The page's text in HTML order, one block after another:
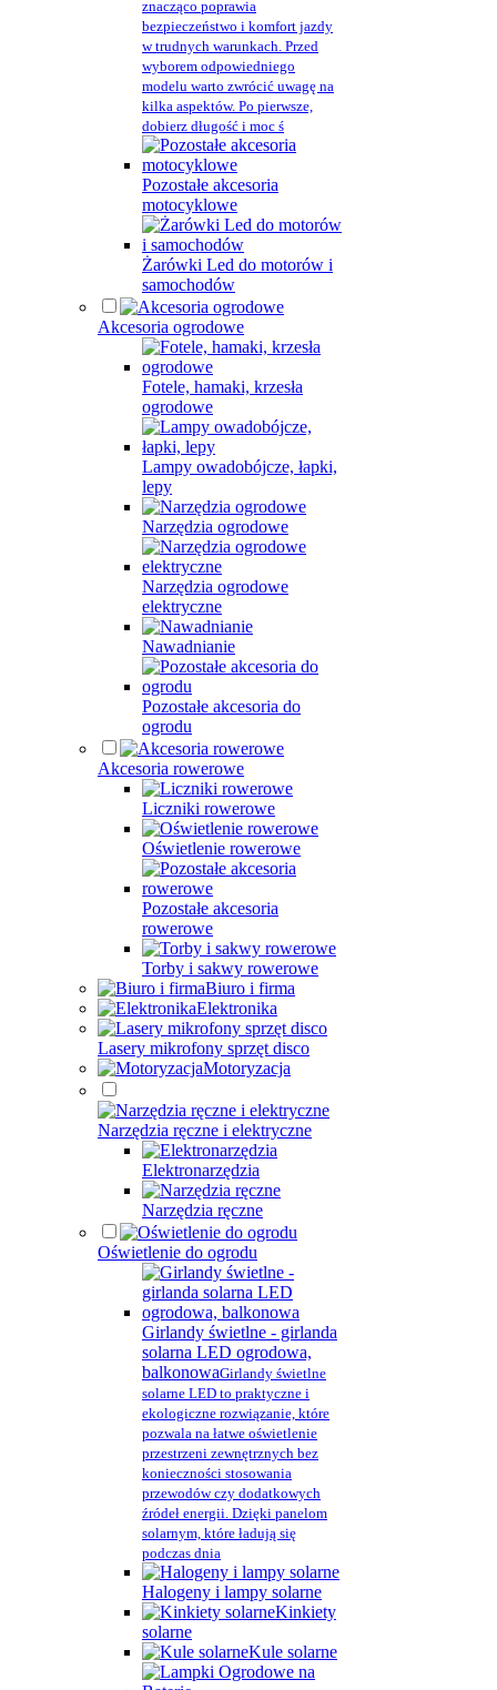
znacząco poprawia
bezpieczeństwo i komfort jazdy
w trudnych warunkach. Przed
wyborem odpowiedniego
modelu warto zwrócić uwagę na
kilka aspektów. Po pierwsze,
dobierz długość i moc ś
Pozostałe akcesoria
motocyklowe
Żarówki Led do motorów i
samochodów
Akcesoria ogrodowe
Fotele, hamaki, krzesła
ogrodowe
Lampy owadobójcze, łapki,
lepy
Narzędzia ogrodowe
Narzędzia ogrodowe
elektryczne
Nawadnianie
Pozostałe akcesoria do
ogrodu
Akcesoria rowerowe
Liczniki rowerowe
Oświetlenie rowerowe
Pozostałe akcesoria
rowerowe
Torby i sakwy rowerowe
Biuro i firma
Elektronika
Lasery mikrofony sprzęt disco
Motoryzacja
Narzędzia ręczne i elektryczne
Elektronarzędzia
Narzędzia ręczne
Oświetlenie do ogrodu
Girlandy świetlne - girlanda
solarna LED ogrodowa,
balkonowaGirlandy świetlne
solarne LED to praktyczne i
ekologiczne rozwiązanie, które
pozwala na łatwe oświetlenie
przestrzeni zewnętrznych bez
konieczności stosowania
przewodów czy dodatkowych
źródeł energii. Dzięki panelom
solarnym, które ładują się
podczas dnia
Halogeny i lampy solarne
Kinkiety
solarne
Kule solarne